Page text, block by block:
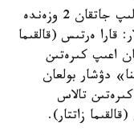
سونداي-اق، باستاۋىن قىتاي اۋماعىنان الىپ جاتقان 2 وزەندە
ولار: قارا ەرتىس (قالقىما
اعىپ كىرەتىن
«5+ كلاسىنا» دۋشار بولعان
كىرەتىن تالاس